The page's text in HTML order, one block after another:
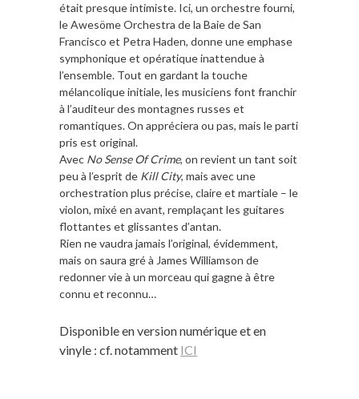
était presque intimiste. Ici, un orchestre fourni,
le Awesöme Orchestra de la Baie de San
Francisco et Petra Haden, donne une emphase
symphonique et opératique inattendue à
l’ensemble. Tout en gardant la touche
mélancolique initiale, les musiciens font franchir
à l’auditeur des montagnes russes et
romantiques. On appréciera ou pas, mais le parti
pris est original.
Avec No Sense Of Crime, on revient un tant soit
peu à l’esprit de Kill City, mais avec une
orchestration plus précise, claire et martiale – le
violon, mixé en avant, remplaçant les guitares
flottantes et glissantes d’antan.
Rien ne vaudra jamais l’original, évidemment,
mais on saura gré à James Williamson de
redonner vie à un morceau qui gagne à être
connu et reconnu…
Disponibleen version numérique et en
vinyle : cf. notamment ICI